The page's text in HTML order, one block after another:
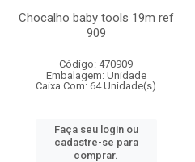
Chocalho baby tools 19m ref
909
Código: 470909
Embalagem: Unidade
Caixa Com: 64 Unidade(s)
Faça seu login ou
cadastre-se para
comprar.